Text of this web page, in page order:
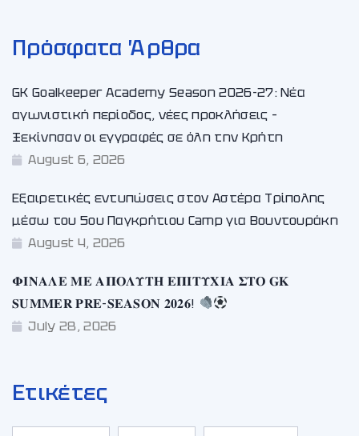
Πρόσφατα Άρθρα
GK Goalkeeper Academy Season 2026-27: Νέα
αγωνιστική περίοδος, νέες προκλήσεις –
Ξεκίνησαν οι εγγραφές σε όλη την Κρήτη
August 6, 2026
Εξαιρετικές εντυπώσεις στον Αστέρα Τρίπολης
μέσω του 5ου Παγκρήτιου Camp για Βουντουράκη
August 4, 2026
𝚽𝚰𝚴𝚨𝚲𝚬 𝚳𝚬 𝚨𝚷𝚶𝚲𝚼𝚻𝚮 𝚬𝚷𝚰𝚻𝚼𝚾𝚰𝚨 𝚺𝚻𝚶 𝐆𝐊
𝐒𝐔𝐌𝐌𝐄𝐑 𝐏𝐑𝐄-𝐒𝐄𝐀𝐒𝐎𝐍 𝟐𝟎𝟐𝟔!
July 28, 2026
Ετικέτες